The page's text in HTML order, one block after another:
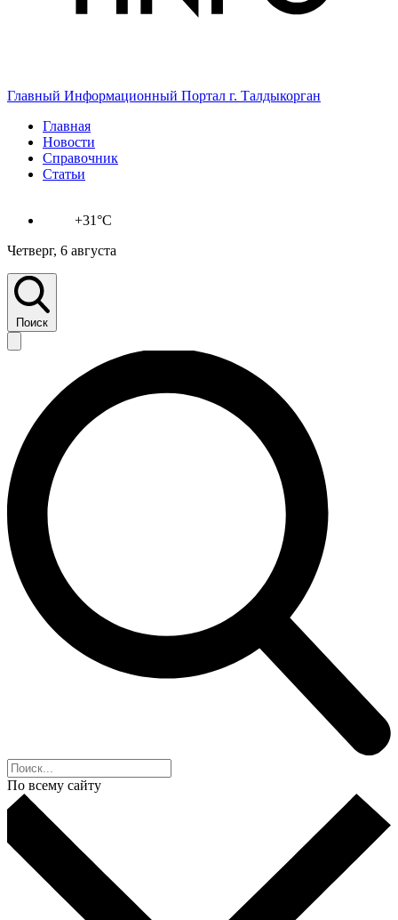
Главный Информационный Портал г. Талдыкорган
Главная
Новости
Справочник
Статьи
+31°C
Четверг, 6 августа
Поиск
По всему сайту